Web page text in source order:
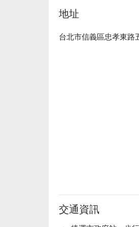
🤩 玩樂情報
適合情境：一人獨享、
【美國頂級法蘭克牛排
【冷藏熟成和牛燒肉】
【第一名豬豬套餐】豬
地址
台北市信義區忠孝東路
交通資訊